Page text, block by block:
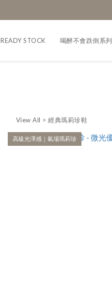
READY STOCK 喝醉不會跌倒系列
View All >經典瑪莉珍鞋
高級光澤感｜氣場瑪莉珍